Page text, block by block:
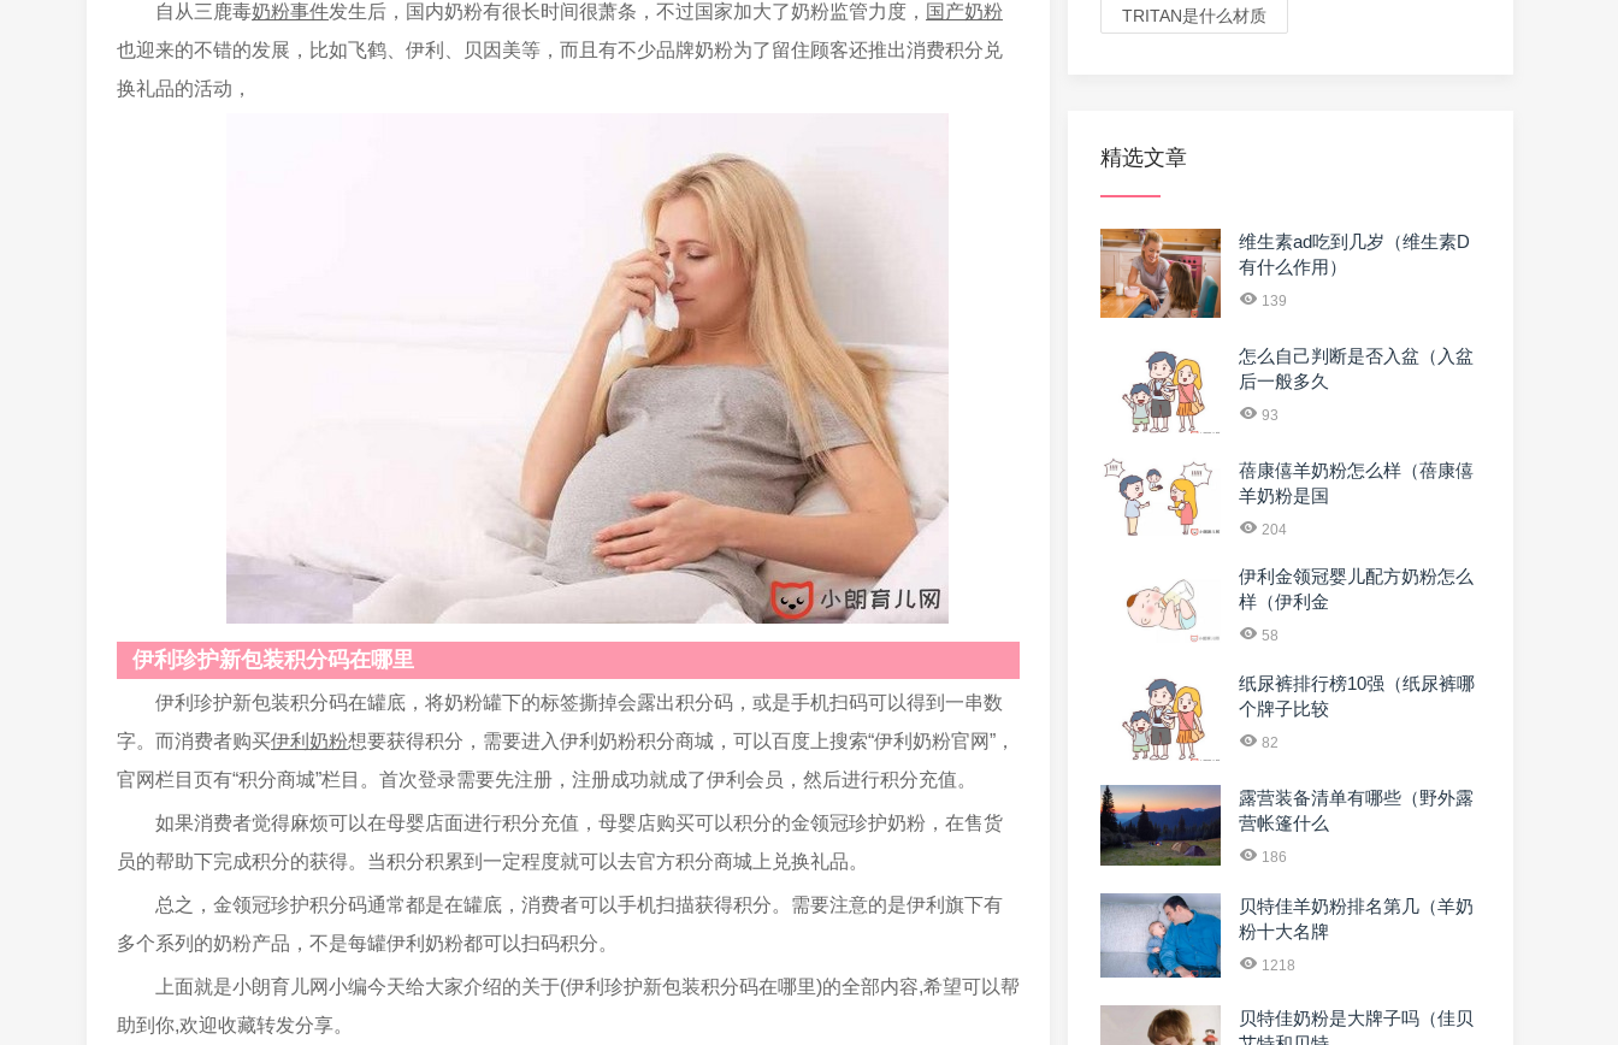
自从三鹿毒奶粉事件发生后，国内奶粉有很长时间很萧条，不过国家加大了奶粉监管力度， 国产奶粉
也迎来的不错的发展，比如飞鹤、伊利、贝因美等，而且有不少品牌奶粉为了留住顾客还推出消费积分兑
换礼品的活动，
伊利珍护新包装积分码在哪里
伊利珍护新包装积分码在罐底，将奶粉罐下的标签撕掉会露出积分码，或是手机扫码可以得到一串数
字。而消费者购买伊利奶粉想要获得积分，需要进入伊利奶粉积分商城，可以百度上搜索“伊利奶粉官网”，
官网栏目页有“积分商城”栏目。首次登录需要先注册，注册成功就成了伊利会员，然后进行积分充值。
如果消费者觉得麻烦可以在母婴店面进行积分充值，母婴店购买可以积分的金领冠珍护奶粉，在售货
员的帮助下完成积分的获得。当积分积累到一定程度就可以去官方积分商城上兑换礼品。
总之，金领冠珍护积分码通常都是在罐底，消费者可以手机扫描获得积分。需要注意的是伊利旗下有
多个系列的奶粉产品，不是每罐伊利奶粉都可以扫码积分。
上面就是小朗育儿网小编今天给大家介绍的关于(伊利珍护新包装积分码在哪里)的全部内容,希望可以帮
助到你,欢迎收藏转发分享。
TRITAN是什么材质
精选文章
维生素ad吃到几岁（维生素D
有什么作用）
139
怎么自己判断是否入盆（入盆
后一般多久
93
蓓康僖羊奶粉怎么样（蓓康僖
羊奶粉是国
204
伊利金领冠婴儿配方奶粉怎么
样（伊利金
58
纸尿裤排行榜10强（纸尿裤哪
个牌子比较
82
露营装备清单有哪些（野外露
营帐篷什么
186
贝特佳羊奶粉排名第几（羊奶
粉十大名牌
1218
贝特佳奶粉是大牌子吗（佳贝